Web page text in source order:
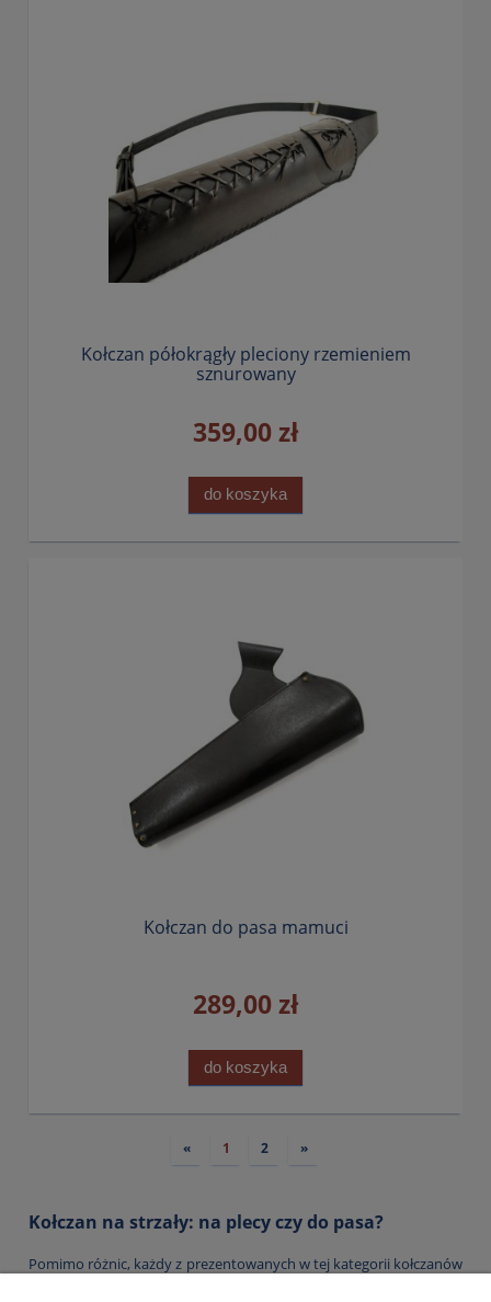
Kołczan półokrągły pleciony rzemieniem
sznurowany
359,00 zł
do koszyka
Kołczan do pasa mamuci
289,00 zł
do koszyka
« 1 2 »
Kołczan na strzały: na plecy czy do pasa?
Pomimo różnic, każdy z prezentowanych w tej kategorii kołczanów